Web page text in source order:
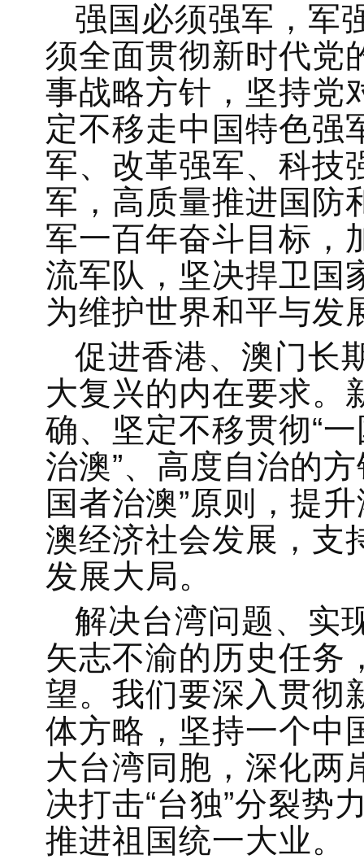
强国必须强军，军
须全面贯彻新时代党
事战略方针，坚持党
定不移走中国特色强
军、改革强军、科技
军，高质量推进国防
军一百年奋斗目标，
流军队，坚决捍卫国
为维护世界和平与发
促进香港、澳门长
大复兴的内在要求。
确、坚定不移贯彻“一
治澳”、高度自治的
国者治澳”原则，提
澳经济社会发展，支
发展大局。
解决台湾问题、实
矢志不渝的历史任务
望。我们要深入贯彻
体方略，坚持一个中
大台湾同胞，深化两
决打击“台独”分裂势
推进祖国统一大业。